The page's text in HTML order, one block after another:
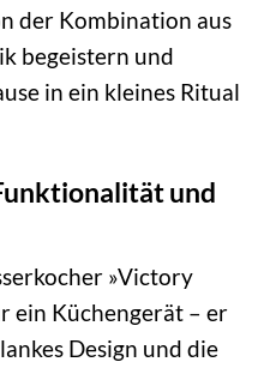
der Kombination aus
begeistern und
in ein kleines Ritual
und
»Victory
ein Küchengerät – er
Design und die